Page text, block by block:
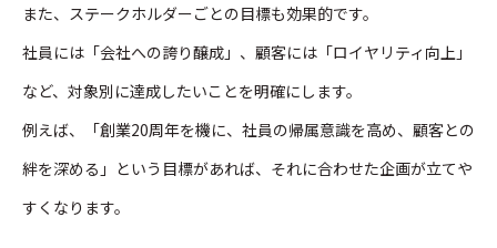
また、ステークホルダーごとの目標も効果的です。
社員には「会社への誇り醸成」、顧客には「ロイヤリティ向上」
など、対象別に達成したいことを明確にします。
例えば、「創業20周年を機に、社員の帰属意識を高め、顧客との
絆を深める」という目標があれば、それに合わせた企画が立てや
すくなります。